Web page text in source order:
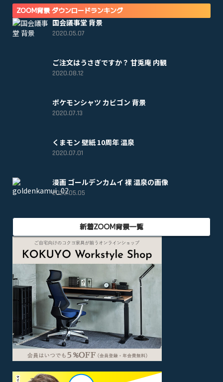
ZOOM背景 ダウンロードランキング
国会議事堂 背景
2020.05.07
ご注文はうさぎですか？ 甘兎庵 内観
2020.08.12
ポケモンシャツ カビゴン 背景
2020.07.13
くまモン 壁紙 10周年 温泉
2020.07.01
漫画 ゴールデンカムイ 裸 温泉の画像
2020.05.05
新着ZOOM背景一覧